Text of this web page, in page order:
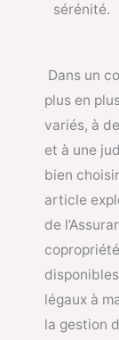
sérénité.
Dans un
plus en
variés, à
et à une
bien
article
de
légaux à
la gestion